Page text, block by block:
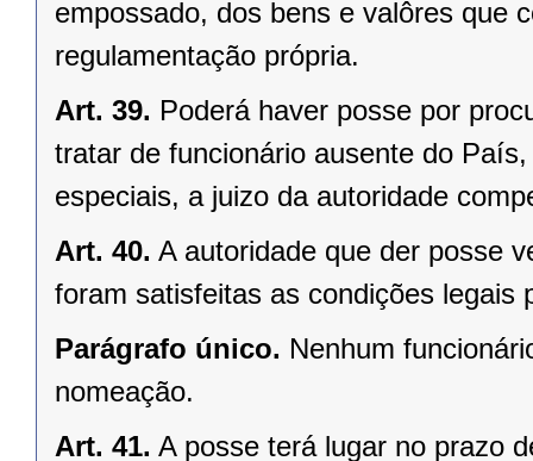
empossado, dos bens e valôres que
regulamentação própria.
Art. 39. Poderá haver posse por
tratar de funcionário ausente do
especiais, a juizo da autoridade
Art. 40. A autoridade que der posse
foram satisfeitas as condições legais
Parágrafo único. Nenhum
nomeação.
Art. 41. A posse terá lugar no prazo